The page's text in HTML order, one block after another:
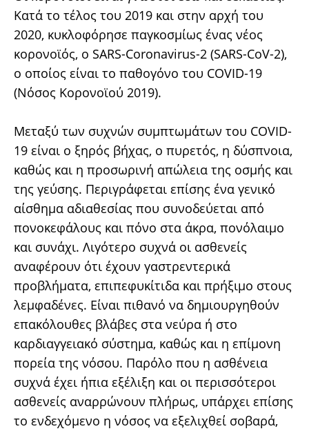
Κατά το τέλος του 2019 και στην αρχή του
2020, κυκλοφόρησε παγκοσμίως ένας νέος
κορονοϊός, ο SARS-Coronavirus-2 (SARS-CoV-2),
ο οποίος είναι το παθογόνο του COVID-19
(Νόσος Κορονοϊού 2019).
Μεταξύ των συχνών συμπτωμάτων του COVID-
19 είναι ο ξηρός βήχας, ο πυρετός, η δύσπνοια,
καθώς και η προσωρινή απώλεια της οσμής και
της γεύσης. Περιγράφεται επίσης ένα γενικό
αίσθημα αδιαθεσίας που συνοδεύεται από
πονοκεφάλους και πόνο στα άκρα, πονόλαιμο
και συνάχι. Λιγότερο συχνά οι ασθενείς
αναφέρουν ότι έχουν γαστρεντερικά
προβλήματα, επιπεφυκίτιδα και πρήξιμο στους
λεμφαδένες. Είναι πιθανό να δημιουργηθούν
επακόλουθες βλάβες στα νεύρα ή στο
καρδιαγγειακό σύστημα, καθώς και η επίμονη
πορεία της νόσου. Παρόλο που η ασθένεια
συχνά έχει ήπια εξέλιξη και οι περισσότεροι
ασθενείς αναρρώνουν πλήρως, υπάρχει επίσης
το ενδεχόμενο η νόσος να εξελιχθεί σοβαρά,